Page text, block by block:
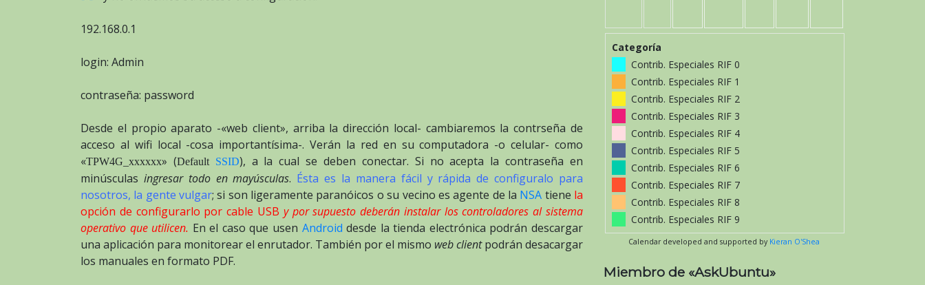
192.168.0.1
login: Admin
contraseña: password
Desde el propio aparato -«web client», arriba la dirección local- cambiaremos la contrseña de
acceso al wifi local -cosa importantísima-. Verán la red en su computadora -o celular- como
«TPW4G_xxxxxx» (Default SSID), a la cual se deben conectar. Si no acepta la contraseña en
minúsculas ingresar todo en mayúsculas. Ésta es la manera fácil y rápida de configuralo para
nosotros, la gente vulgar; si son ligeramente paranóicos o su vecino es agente de la NSA tiene la
opción de configurarlo por cable USB y por supuesto deberán instalar los controladores al sistema
operativo que utilicen. En el caso que usen Android desde la tienda electrónica podrán descargar
una aplicación para monitorear el enrutador. También por el mismo web clientpodrán desacargar
los manuales en formato PDF.
Categoría
Contrib. Especiales RIF 0
Contrib. Especiales RIF 1
Contrib. Especiales RIF 2
Contrib. Especiales RIF 3
Contrib. Especiales RIF 4
Contrib. Especiales RIF 5
Contrib. Especiales RIF 6
Contrib. Especiales RIF 7
Contrib. Especiales RIF 8
Contrib. Especiales RIF 9
Calendar developed and supported by Kieran O'Shea
Miembro de «AskUbuntu»